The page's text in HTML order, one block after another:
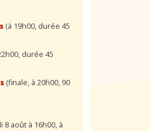
(à 19h00, durée 45
durée 45
(finale, à 20h00, 90
8 août à 16h00, à